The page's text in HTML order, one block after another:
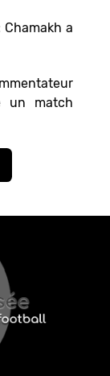
Chamakh a
un match
Foot au Maroc –
: Semaine de